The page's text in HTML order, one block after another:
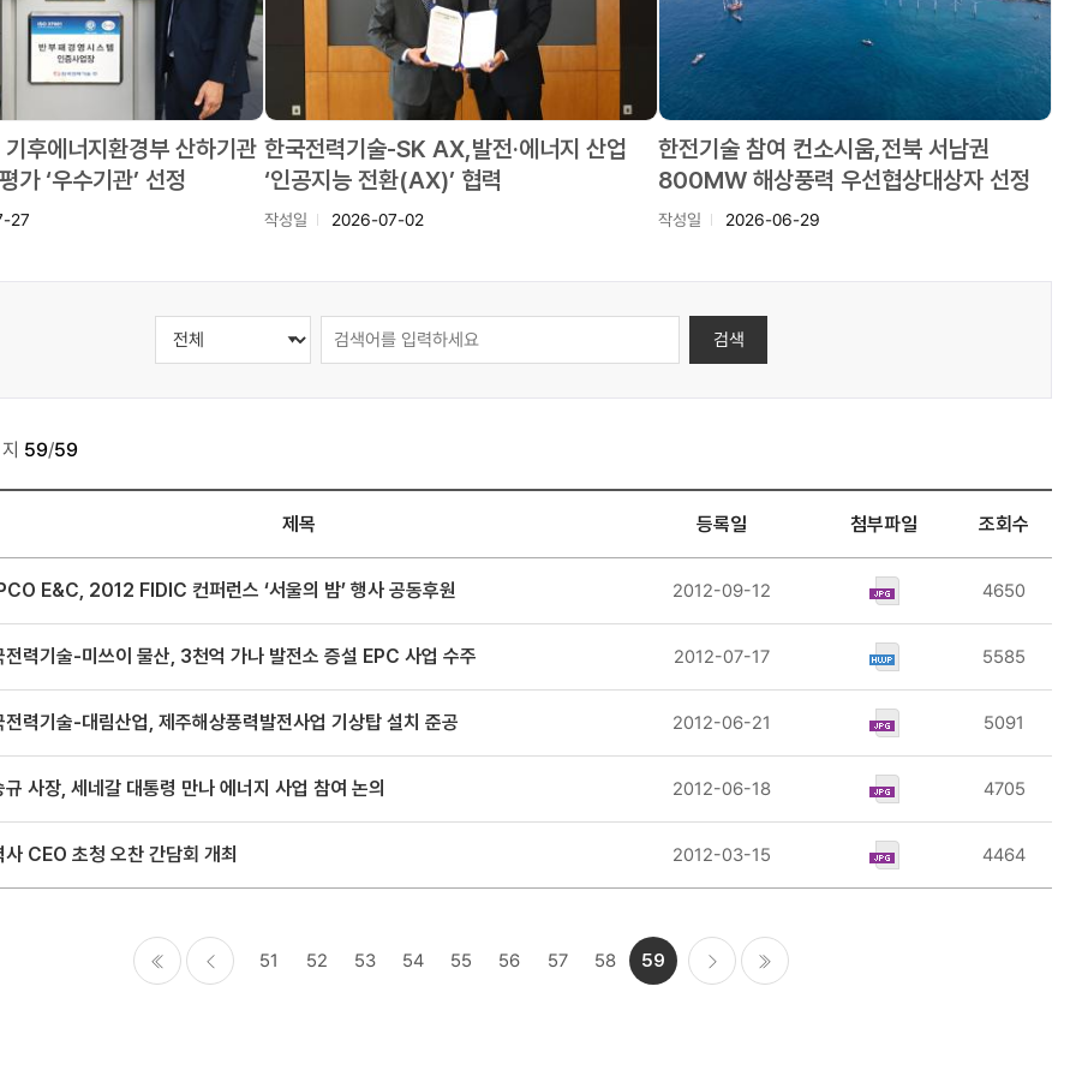
후에너지환경부 산하기관
가 ‘우수기관’ 선정
27
한국전력기술-SK AX,발전·에너지 산업
‘인공지능 전환(AX)’ 협력
작성일 2026-07-02
한전기술 참여 컨소시움,전북 서남권
800MW 해상풍력 우선협상대상자 선정
작성일 2026-06-29
검색
59/59
제목 등록일 첨부파일 조회수
E&C, 2012 FIDIC 컨퍼런스 ‘서울의 밤’ 행사 공동후원 2012-09-12 4650
전력기술-미쓰이 물산, 3천억 가나 발전소 증설 EPC 사업 수주 2012-07-17 5585
전력기술-대림산업, 제주해상풍력발전사업 기상탑 설치 준공 2012-06-21 5091
규 사장, 세네갈 대통령 만나 에너지 사업 참여 논의 2012-06-18 4705
사 CEO 초청 오찬 간담회 개최 2012-03-15 4464
51 52 53 54 55 56 57 58 59